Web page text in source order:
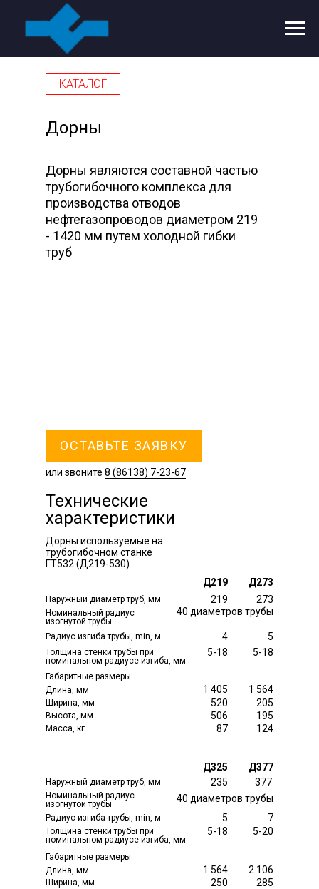
Дорны
Дорны являются составной частью
трубогибочного комплекса для
производства отводов
нефтегазопроводов диаметром 219
- 1420 мм путем холодной гибки
труб
ОСТАВЬТЕ ЗАЯВКУ
или звоните 8 (86138) 7-23-67
КАТАЛОГ
Технические
характеристики
Наружный диаметр труб, мм
Номинальный радиус
изогнутой трубы
40 диаметров трубы
273
Д273
219
Д219
235
Д325
377
Д377
Радиус изгиба трубы, min, м
Толщина стенки трубы при
номинальном радиусе изгиба, мм
Габаритные размеры:
Длина, мм
Ширина, мм
Высота, мм
Масса, кг
Наружный диаметр труб, мм
Номинальный радиус
изогнутой трубы
Радиус изгиба трубы, min, м
Толщина стенки трубы при
номинальном радиусе изгиба, мм
Габаритные размеры:
Длина, мм
Ширина, мм
5-18
5
5-18
4
5-18
5
5-20
7
205
1 564
520
1 405
250
1 564
285
2 106
124
195
87
506
Дорны используемые на
трубогибочном станке
ГТ532 (Д219-530)
40 диаметров трубы